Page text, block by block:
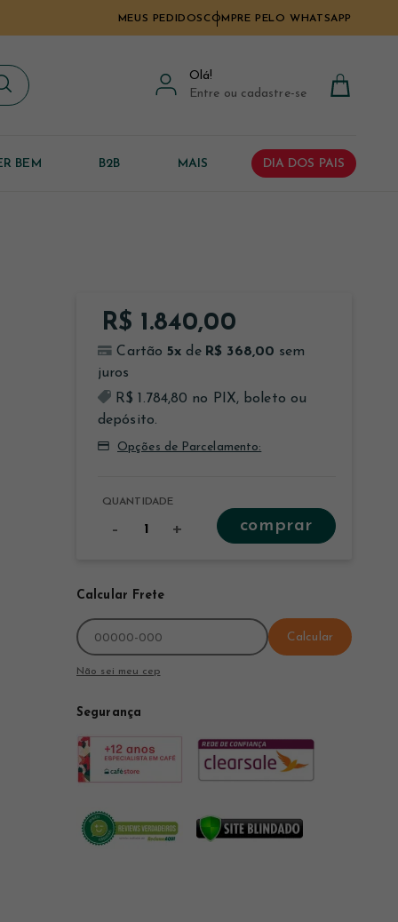
MEUS PEDIDOS COMPRE PELO WHATSAPP
Olá!
Entre ou cadastre-se
BEM B2B MAIS DIA DOS PAIS
R$ 1.840,00
5x R$ 368,00
R$ 1.784,80 no PIX, boleto ou
depósito.
Opções de Parcelamento:
QUANTIDADE
- + comprar
Calcular Frete
Calcular
Não sei meu cep
Segurança